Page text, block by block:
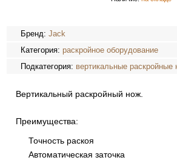
Бренд:Jack
Категория:раскройное оборудование
Подкатегория: вертикальные раскройные
Вертикальный раскройный нож.
Преимущества:
Точность раскоя
Автоматическая заточка